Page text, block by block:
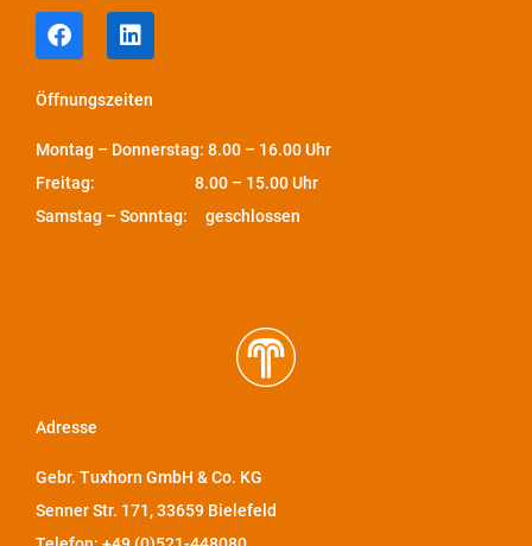
Öffnungszeiten
Montag – Donnerstag: 8.00 – 16.00 Uhr
Freitag: 8.00 – 15.00 Uhr
Samstag – Sonntag: geschlossen
Adresse
Gebr. Tuxhorn GmbH & Co. KG
Senner Str. 171, 33659 Bielefeld